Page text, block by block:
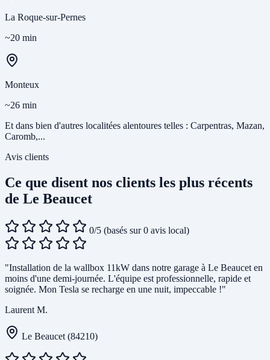
La Roque-sur-Pernes
~20 min
Monteux
~26 min
Et dans bien d'autres localitées alentoures telles : Carpentras, Mazan,
Caromb,...
Avis clients
Ce que disent nos clients les plus récents
de Le Beaucet
0/5 (basés sur 0 avis local)
"Installation de la wallbox 11kW dans notre garage à Le Beaucet en
moins d'une demi-journée. L'équipe est professionnelle, rapide et
soignée. Mon Tesla se recharge en une nuit, impeccable !"
Laurent M.
Le Beaucet (84210)